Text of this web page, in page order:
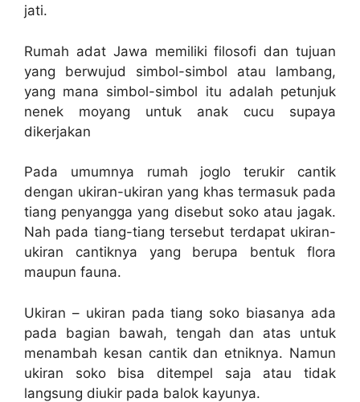
jati.
Rumah adat Jawa memiliki filosofi dan tujuan
yang berwujud simbol-simbol atau lambang,
yang mana simbol-simbol itu adalah petunjuk
nenek moyang untuk anak cucu supaya
dikerjakan
Pada umumnya rumah joglo terukir cantik
dengan ukiran-ukiran yang khas termasuk pada
tiang penyangga yang disebut soko atau jagak.
Nah pada tiang-tiang tersebut terdapat ukiran-
ukiran cantiknya yang berupa bentuk flora
maupun fauna.
Ukiran – ukiran pada tiang soko biasanya ada
pada bagian bawah, tengah dan atas untuk
menambah kesan cantik dan etniknya. Namun
ukiran soko bisa ditempel saja atau tidak
langsung diukir pada balok kayunya.